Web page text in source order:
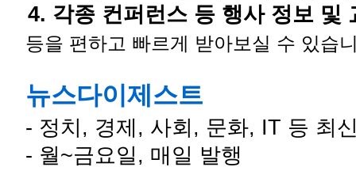
4. 각종 컨퍼런스 등 행사 정보 및
등을 편하고 빠르게 받아보실 수 있습
뉴스다이제스트
- 정치, 경제, 사회, 문화, IT 등 최
- 월~금요일, 매일 발행